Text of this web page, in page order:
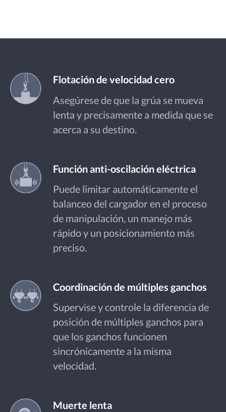
Flotación de velocidad cero
Asegúrese de que la grúa se mueva
lenta y precisamente a medida que se
acerca a su destino.
Función anti-oscilación eléctrica
Puede limitar automáticamente el
balanceo del cargador en el proceso
de manipulación, un manejo más
rápido y un posicionamiento más
preciso.
Coordinación de múltiples ganchos
Supervise y controle la diferencia de
posición de múltiples ganchos para
que los ganchos funcionen
sincrónicamente a la misma
velocidad.
Muerte lenta